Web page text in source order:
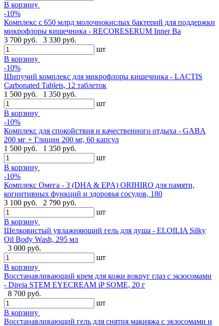
В корзину
-10%
Комплекс с 650 млрд молочнокислых бактерий для поддержки
микрофлоры кишечника - RECORESERUM Inner Ba
3 700 руб.
3 330 руб.
шт
В корзину
-10%
Шипучий комплекс для микрофлоры кишечника - LACTIS
Carbonated Tablets, 12 таблеток
1 500 руб.
1 350 руб.
шт
В корзину
-10%
Комплекс для спокойствия и качественного отдыха - GABA
200 мг + Глицин 200 мг, 60 капсул
1 500 руб.
1 350 руб.
шт
В корзину
-10%
Комплекс Омега - 3 (DHA & EPA) ORIHIRO для памяти,
когнитивных функций и здоровья сосудов, 180
3 100 руб.
2 790 руб.
шт
В корзину
Шелковистый увлажняющий гель для душа - ELOILIA Silky
Oil Body Wash, 295 мл
3 000 руб.
шт
В корзину
Восстанавливающий крем для кожи вокруг глаз с экзосомами
- Direia STEM EYECREAM iP SOME, 20 г
8 700 руб.
шт
В корзину
Восстанавливающий гель для снятия макияжа с экзосомами и